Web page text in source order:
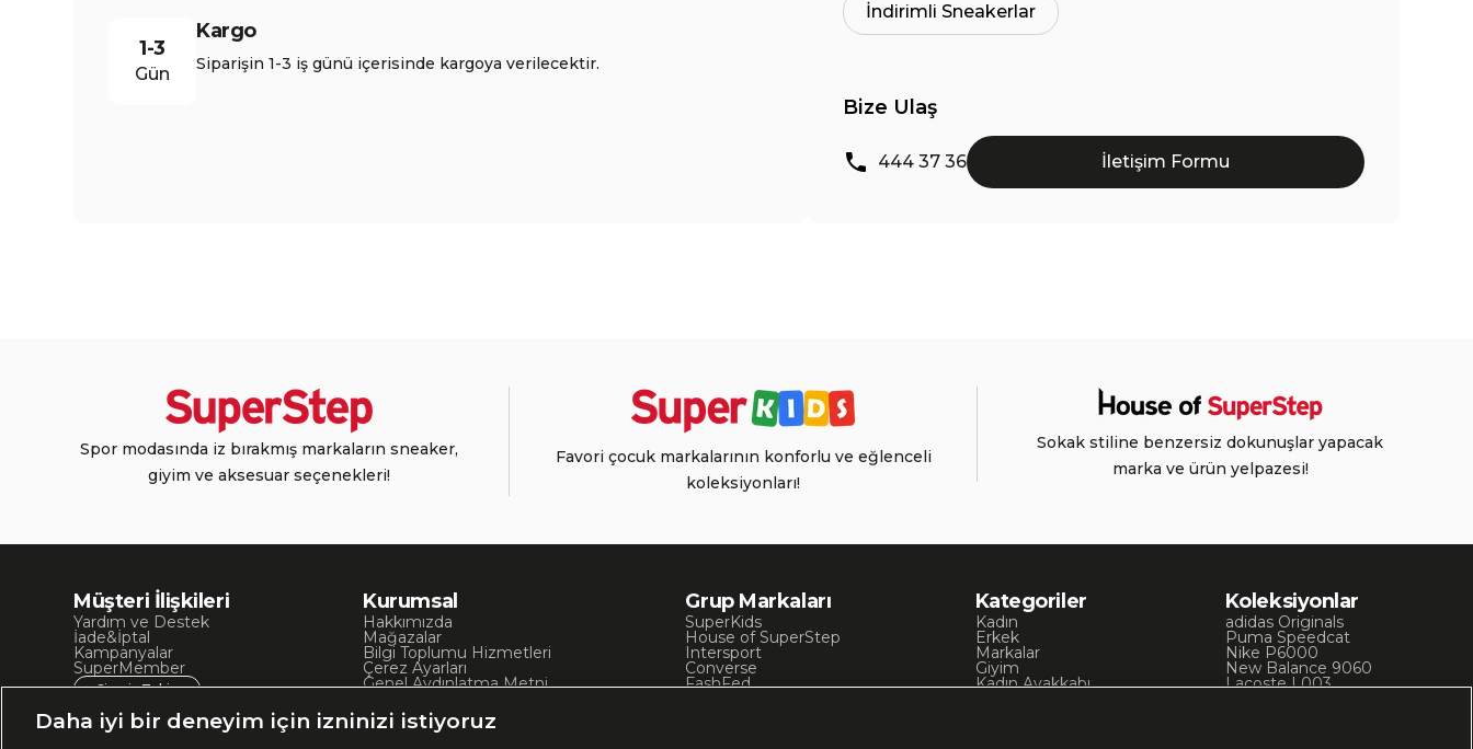
1-3
Gün
Kargo
Siparişin 1-3 iş günü içerisinde kargoya verilecektir.
İndirimli Sneakerlar
Bize Ulaş
444 37 36 İletişim Formu
Spor modasında iz bırakmış markaların sneaker,
giyim ve aksesuar seçenekleri!
Favori çocuk markalarının konforlu ve eğlenceli
koleksiyonları!
Sokak stiline benzersiz dokunuşlar yapacak
marka ve ürün yelpazesi!
Müşteri İlişkileri
Yardım ve Destek
İade&İptal
Kampanyalar
SuperMember
Sipariş Takip
Kurumsal
Hakkımızda
Mağazalar
Bilgi Toplumu Hizmetleri
Çerez Ayarları
Genel Aydınlatma Metni
Site Haritası
İşlem Rehberi
Grup Markaları
SuperKids
House of SuperStep
Intersport
Converse
FashFed
Kategoriler
Kadın
Erkek
Markalar
Giyim
Kadın Ayakkabı
Koleksiyonlar
adidas Originals
Puma Speedcat
Nike P6000
New Balance 9060
Lacoste L003
Daha iyi bir deneyim için izninizi istiyoruz